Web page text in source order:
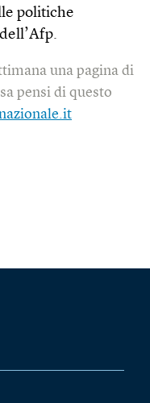
politiche
una pagina di
pensi di questo